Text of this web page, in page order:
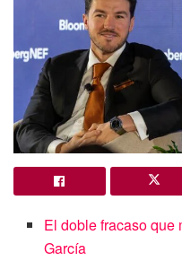
El doble fracaso que
García